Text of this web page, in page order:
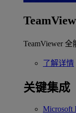
TeamViewer
了解详情
关键集成
Microsoft